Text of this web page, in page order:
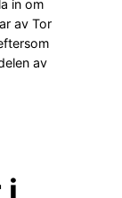
in om
av Tor
av